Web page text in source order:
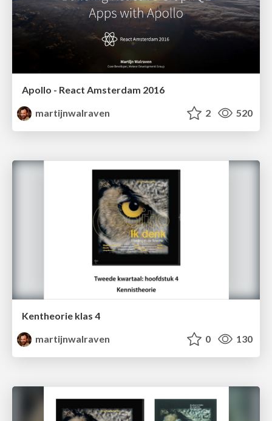
Apollo - React Amsterdam 2016
martijnwalraven
2 520
Kentheorie klas 4
martijnwalraven
0 130